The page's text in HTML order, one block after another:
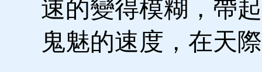
速的變得模糊，帶
鬼魅的速度，在天